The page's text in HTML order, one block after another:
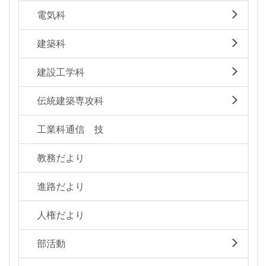
電気科
建築科
建設工学科
伝統建築専攻科
工業科通信 技
教務だより
進路だより
人権だより
部活動